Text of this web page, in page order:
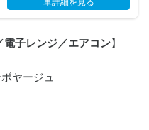
車詳細を見る
電子レンジ／エアコン 】
ヤージュ